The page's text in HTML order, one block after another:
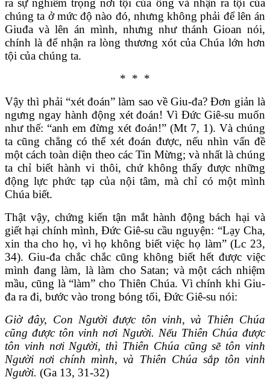
chúng ta ở mức độ nào đó, nhưng không phải để lên án
Giuđa và lên án mình, nhưng như thánh Gioan nói,
chính là để nhận ra lòng thương xót của Chúa lớn hơn
tội của chúng ta.
* * *
Vậy thì phải “xét đoán” làm sao về Giu-đa? Đơn giản là
ngưng ngay hành động xét đoán! Vì Đức Giê-su muốn
như thế: “anh em đừng xét đoán!” (Mt 7, 1). Và chúng
ta cũng chẳng có thể xét đoán được, nếu nhìn vấn đề
một cách toàn diện theo các Tin Mừng; và nhất là chúng
ta chỉ biết hành vi thôi, chứ không thấy được những
động lực phức tạp của nội tâm, mà chỉ có một mình
Chúa biết.
Thật vậy, chứng kiến tận mắt hành động bách hại và
giết hại chính mình, Đức Giê-su cầu nguyện: “Lạy Cha,
xin tha cho họ, vì họ không biết việc họ làm” (Lc 23,
34). Giu-đa chắc chắc cũng không biết hết được việc
mình đang làm, là làm cho Satan; và một cách nhiệm
mầu, cũng là “làm” cho Thiên Chúa. Vì chính khi Giu-
đa ra đi, bước vào trong bóng tối, Đức Giê-su nói:
Giờ đây, Con Người được tôn vinh, và Thiên Chúa
cũng được tôn vinh nơi Người. Nếu Thiên Chúa được
tôn vinh nơi Người, thì Thiên Chúa cũng sẽ tôn vinh
Người nơi chính mình, và Thiên Chúa sắp tôn vinh
Người. (Ga 13, 31-32)